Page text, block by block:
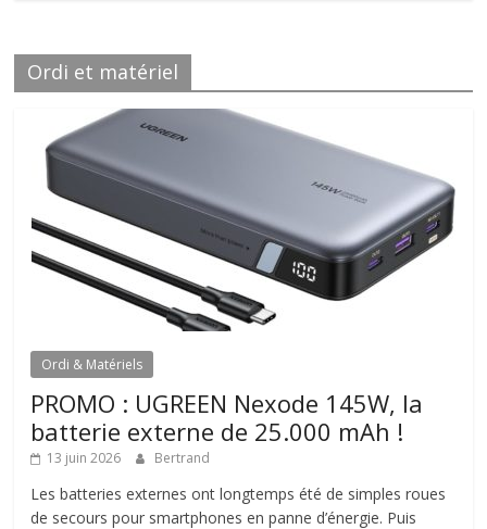
Ordi et matériel
Ordi & Matériels
PROMO : UGREEN Nexode 145W, la
batterie externe de 25.000 mAh !
13 juin 2026 Bertrand
Les batteries externes ont longtemps été de simples roues
de secours pour smartphones en panne d’énergie. Puis